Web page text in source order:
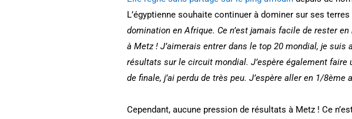
L’égyptienne souhaite continuer à dominer sur ses
domination en Afrique. Ce n’est jamais facile de rester
à Metz ! J’aimerais entrer dans le top 20 mondial, je
résultats sur le circuit mondial. J’espère également faire
de finale, j’ai perdu de très peu. J’espère aller en 1/
Cependant, aucune pression de résultats à Metz ! Ce